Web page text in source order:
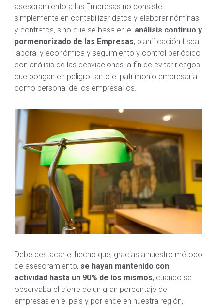
asesoramiento a las Empresas no consiste
simplemente en contabilizar datos y elaborar nóminas
y contratos, sino que se basa en el análisis continuo y
pormenorizado de las Empresas, planificación fiscal
laboral y económica y seguimiento y control periódico
con análisis de las desviaciones, a fin de evitar riesgos
que pongan en peligro tanto el patrimonio empresarial
como personal de los empresarios.
Debe destacar el hecho que, gracias a nuestro método
de asesoramiento, se hayan mantenido con
actividad hasta un 90% de los mismos, cuando se
observaba el cierre de un gran porcentaje de
empresas en el país y por ende en nuestra región,